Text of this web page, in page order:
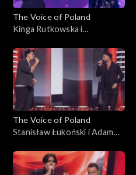
The Voice of Poland
Kinga Rutkowska i
„Love in the Dark”, „The
Voice of Poland”, Bitwy, 25
października 2025
The Voice of Poland
Stanisław Łukoński i Adam
Magdaleno”, „The Voice of
Poland”, Bitwy, 25